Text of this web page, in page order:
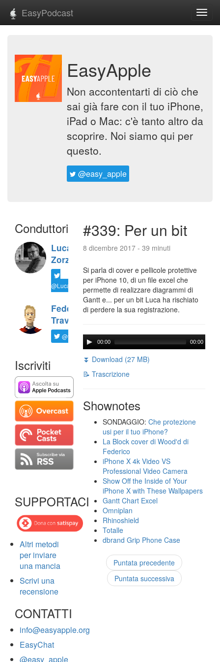
EasyPodcast
EasyApple
Non accontentarti di ciò che
sai già fare con il tuo iPhone,
iPad o Mac: c'è tanto altro da
scoprire. Noi siamo qui per
questo.
@easy_apple
Conduttori
Luca
Zorzi
@LucaTNT
Federico
Travaini
@ftrava
Iscriviti
SUPPORTACI
Altri metodi
per inviare
una mancia
Scrivi una
recensione
CONTATTI
info@easyapple.org
EasyChat
@easy_apple
#339: Per un bit
8 dicembre 2017 - 39 minuti
Si parla di cover e pellicole protettive
per iPhone 10, di un file excel che
permette di realizzare diagrammi di
Gantt e... per un bit Luca ha rischiato
di perdere la sua registrazione.
00:00 00:00
⏬ Download (27 MB)
📝 Trascrizione
Shownotes
SONDAGGIO:Che protezione
usi per il tuo iPhone?
La Block cover di Wood'd di
Federico
iPhone X 4k Video VS
Professional Video Camera
Show Off the Inside of Your
iPhone X with These Wallpapers
Gantt Chart Excel
Omniplan
Rhinoshield
Totalle
dbrand Grip Phone Case
Puntata precedente
Puntata successiva